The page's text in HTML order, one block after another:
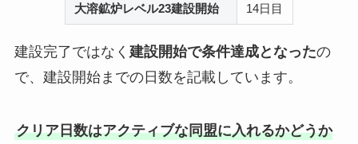
大溶鉱炉レベル23建設開始 14日目
建設完了ではなく 建設開始で条件達成となったの
で、建設開始までの日数を記載しています。
クリア日数はアクティブな同盟に入れるかどうか